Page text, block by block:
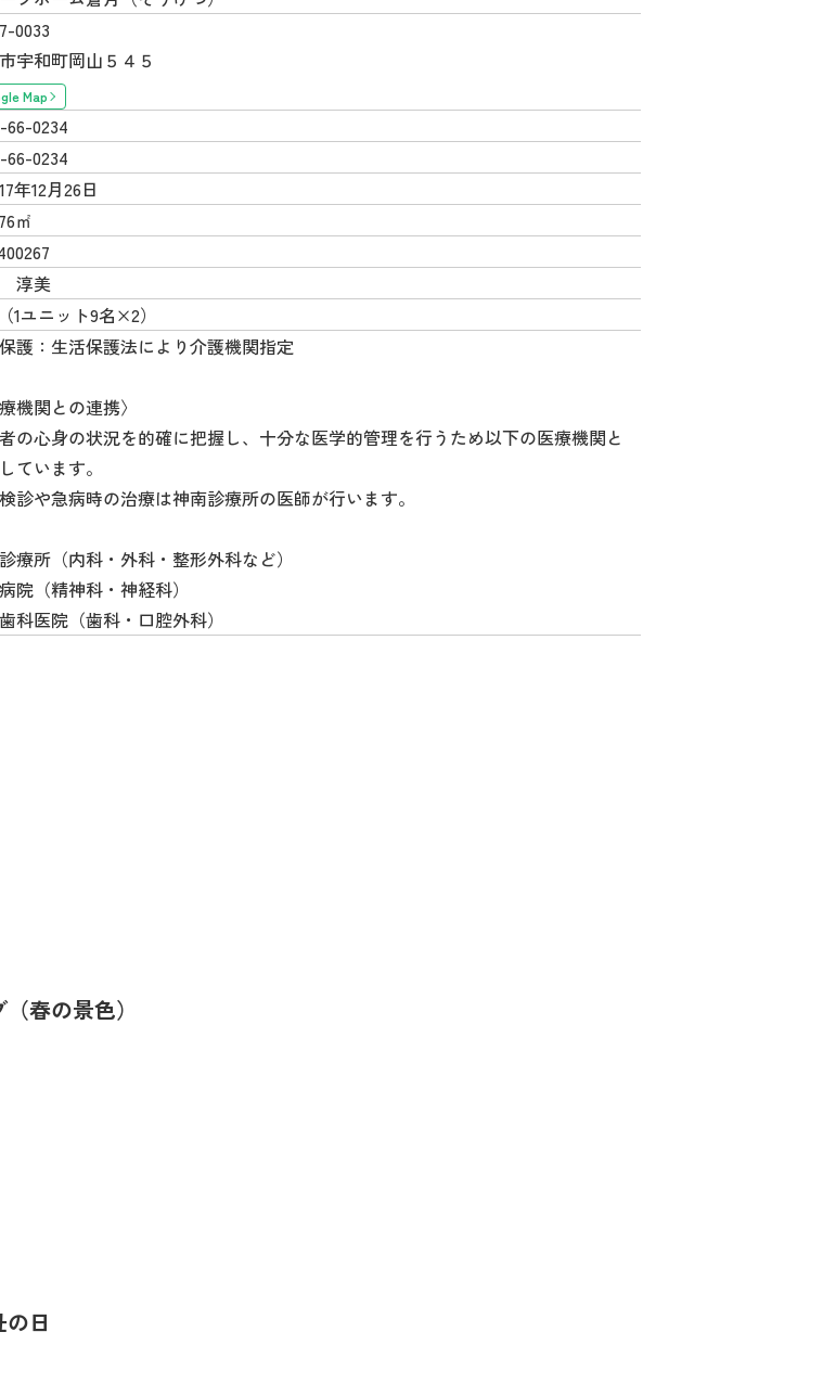
0033
宇和町岡山５４５
Map
66-0234
66-0234
年12月26日
㎡
淳美
1ユニット9名×2）
護：生活保護法により介護機関指定
療機関との連携〉
の心身の状況を的確に把握し、十分な医学的管理を行うため以下の医療機関と
ています。
診や急病時の治療は神南診療所の医師が行います。
療所（内科・外科・整形外科など）
院（精神科・神経科）
科医院（歯科・口腔外科）
春の景色）
日